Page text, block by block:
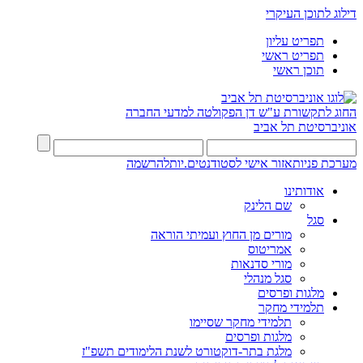
דילוג לתוכן העיקרי
תפריט עליון
תפריט ראשי
תוכן ראשי
החוג לתקשורת ע"ש דן הפקולטה למדעי החברה
אוניברסיטת תל אביב
מערכת פניותאזור אישי לסטודנטים.יותלהרשמה
אודותינו
שם הלינק
סגל
מורים מן החוץ ועמיתי הוראה
אמריטוס
מורי סדנאות
סגל מנהלי
מלגות ופרסים
תלמידי מחקר
תלמידי מחקר שסיימו
מלגות ופרסים
מלגת בתר-דוקטורט לשנת הלימודים תשפ"ז